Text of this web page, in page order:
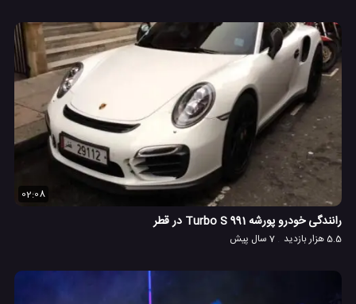
02:08
رانندگی خودرو پورشه 991 Turbo S در قطر
5.5 هزار بازدید 7 سال پیش